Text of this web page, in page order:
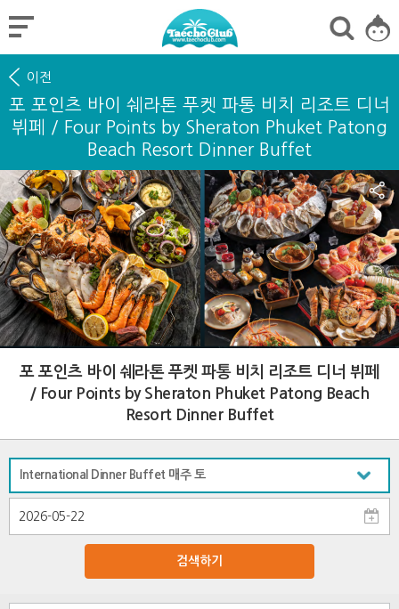
이전
포 포인츠 바이 쉐라톤 푸켓 파통 비치 리조트 디너
뷔페 / Four Points by Sheraton Phuket Patong
Beach Resort Dinner Buffet
포 포인츠 바이 쉐라톤 푸켓 파통 비치 리조트 디너 뷔페
/ Four Points by Sheraton Phuket Patong Beach
Resort Dinner Buffet
검색하기